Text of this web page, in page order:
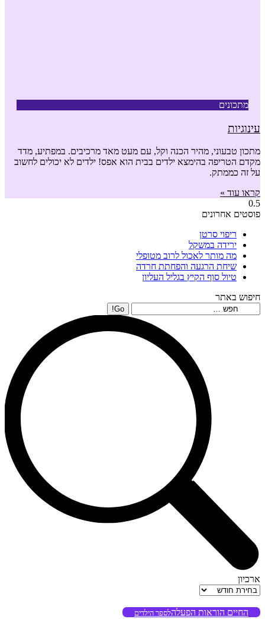
מתכונים
עינוגיות
מתכון טבעוני, מהיר הכנה וקל, עם מעט מאד מרכיבים. במפתיע, מדד
מקדם הטריפה בהימצא ילדים בבית הוא אפס! ילדים לא יכולים לחשוב
על זה כממתק.
קראו עוד »
פוסטים אחרונים
ריפוי סרטן
ירידה במשקל
מה מותר לאכול לרוב מטופלי
שיחת הרגעה והפחתת חרדה
טיול סוף הקיץ בגליל העליון
חיפוש באתר
Search:
ארכיון
ארכיון
החיים הוראות הפעלהלספר הילדים